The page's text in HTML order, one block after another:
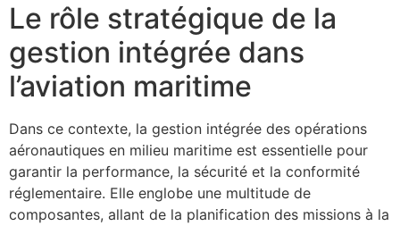
Le rôle stratégique de la
gestion intégrée dans
l’aviation maritime
Dans ce contexte, la gestion intégrée des opérations
aéronautiques en milieu maritime est essentielle pour
garantir la performance, la sécurité et la conformité
réglementaire. Elle englobe une multitude de
composantes, allant de la planification des missions à la